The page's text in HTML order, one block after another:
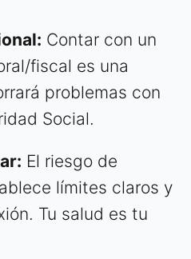
Contar con un
fiscal es una
problemas con
Social.
El riesgo de
límites claros y
Tu salud es tu